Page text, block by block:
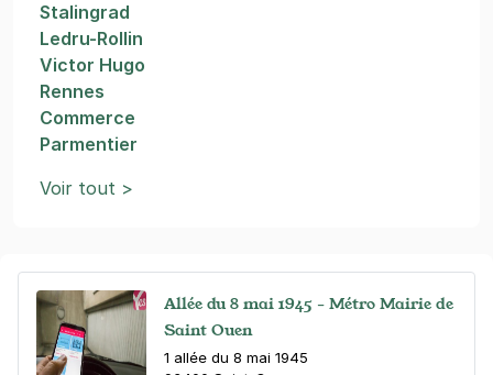
Allée du 8 mai 1945 - Métro Mairie de
Saint Ouen
1 allée du 8 mai 1945
Stalingrad
Ledru-Rollin
Victor Hugo
Rennes
Commerce
Parmentier
Voir tout >